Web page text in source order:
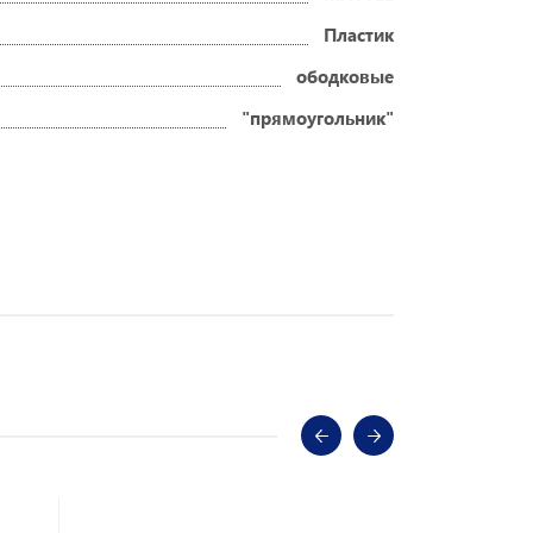
Пластик
ободковые
"прямоугольник"